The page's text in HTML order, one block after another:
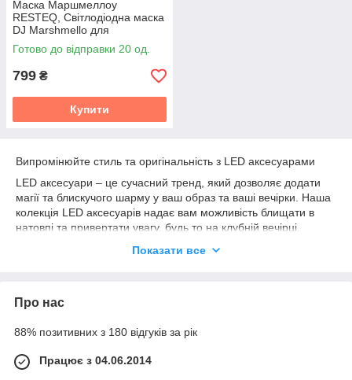
Маска Маршмеллоу
RESTEQ, Світлодіодна маска
DJ Marshmello для
костюмованих вечірок і
музичних заходів
Готово до відправки 20 од.
799 ₴
Купити
Випромінюйте стиль та оригінальність з LED аксесуарами
LED аксесуари – це сучасний тренд, який дозволяє додати
магії та блискучого шарму у ваш образ та ваші вечірки. Наша
колекція LED аксесуарів надає вам можливість блищати в
натовпі та привертати увагу, будь то на клубній вечірці,
аксесуарів з вбудованим LED підсвічуванням, яке створює
Багатоцільове використання:
рейви, весілля, Хеллоуїн та новорічні вечірки.
Показати все
Про нас
88% позитивних з 180 відгуків за рік
Працює з 04.06.2014